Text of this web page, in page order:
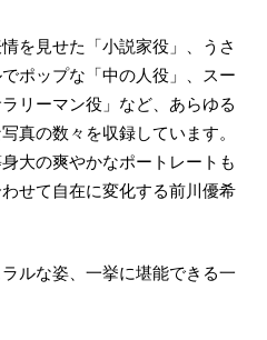
を見せた「小説家役」、うさ
ポップな「中の人役」、スー
リーマン役」など、あらゆる
真の数々を収録しています。
大の爽やかなポートレートも
せて自在に変化する前川優希
ルな姿、一挙に堪能できる一